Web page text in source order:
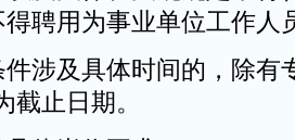
聘用为事业单位工作人
涉及具体时间的，除有
截止日期。